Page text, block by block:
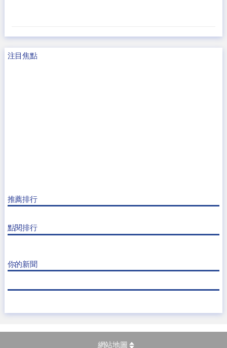
注目焦點
推薦排行
點閱排行
你的新聞
網站地圖